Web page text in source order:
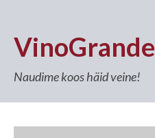
VinoGrande
Naudime koos häid veine!